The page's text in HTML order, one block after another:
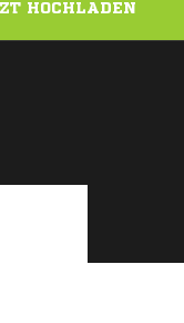
HOCHLADEN